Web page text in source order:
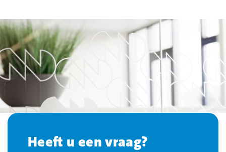
Heeft u een vraag?